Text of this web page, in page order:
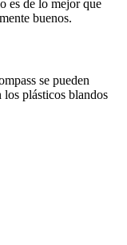
es de lo mejor que
buenos.
se pueden
los plásticos blandos